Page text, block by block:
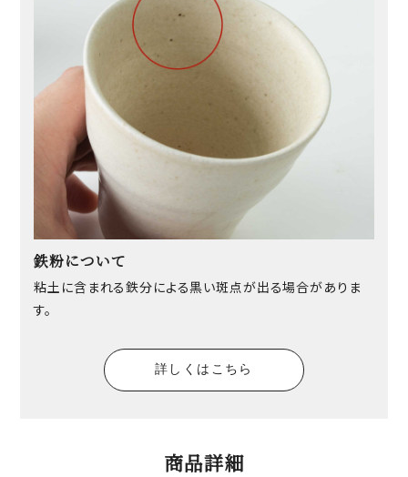
鉄粉について
粘土に含まれる鉄分による黒い斑点が出る場合がありま
す。
詳しくはこちら
商品詳細